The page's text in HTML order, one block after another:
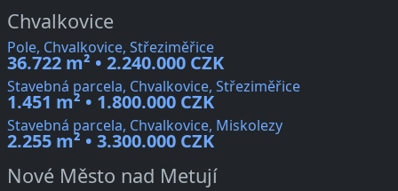
Chvalkovice
Pole, Chvalkovice, Střeziměřice
36.722 m² • 2.240.000 CZK
Stavebná parcela, Chvalkovice, Střeziměřice
1.451 m² • 1.800.000 CZK
Stavebná parcela, Chvalkovice, Miskolezy
2.255 m² • 3.300.000 CZK
Nové Město nad Metují